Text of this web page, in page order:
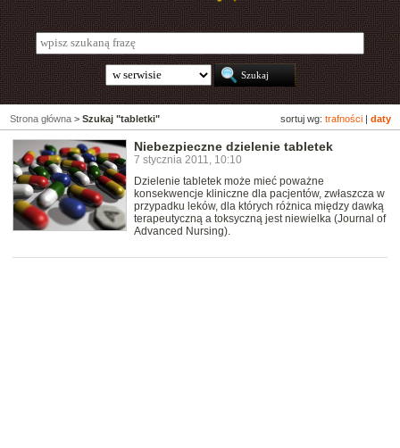
sortuj wg: trafności daty
Strona główna > Szukaj "tabletki"
Niebezpieczne dzielenie tabletek
7 stycznia 2011, 10:10
Dzielenie tabletek może mieć poważne
konsekwencje kliniczne dla pacjentów, zwłaszcza w
przypadku leków, dla których różnica między dawką
terapeutyczną a toksyczną jest niewielka (Journal of
Advanced Nursing).